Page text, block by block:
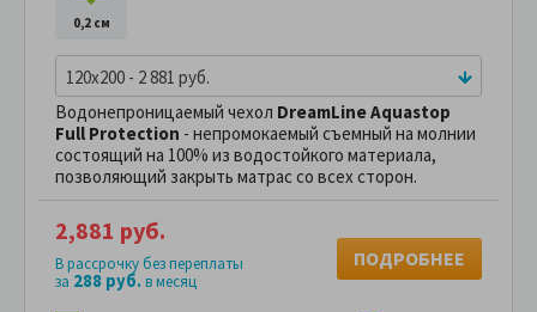
0,2 см
120x200 - 2 881 руб.
Водонепроницаемый чехол DreamLine Aquastop
Full Protection - непромокаемый съемный на молнии
состоящий на 100% из водостойкого материала,
позволяющий закрыть матрас со всех сторон.
2,881 руб.
В рассрочку без переплаты
за 288 руб.в месяц
ПОДРОБНЕЕ